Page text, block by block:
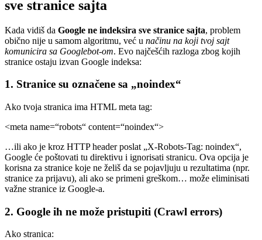
sve stranice sajta
Kada vidiš da Google ne indeksira sve stranice sajta, problem
obično nije u samom algoritmu, već u načinu na koji tvoj sajt
komunicira sa Googlebot-om. Evo najčešćih razloga zbog kojih
stranice ostaju izvan Google indeksa:
1. Stranice su označene sa „noindex“
Ako tvoja stranica ima HTML meta tag:
<meta name=“robots“ content=“noindex“>
…ili ako je kroz HTTP header poslat „X-Robots-Tag: noindex“,
Google će poštovati tu direktivu i ignorisati stranicu. Ova opcija je
korisna za stranice koje ne želiš da se pojavljuju u rezultatima (npr.
stranice za prijavu), ali ako se primeni greškom… može eliminisati
važne stranice iz Google-a.
2. Google ih ne može pristupiti (Crawl errors)
Ako stranica: